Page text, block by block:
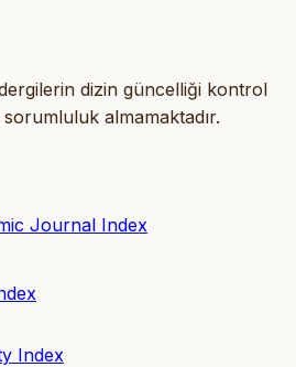
dizin güncelliği kontrol
almamaktadır.
Journal Index
Index